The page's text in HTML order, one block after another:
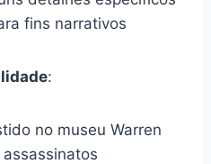
fins narrativos
:
no museu Warren